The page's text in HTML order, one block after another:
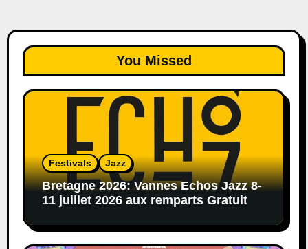
You Missed
Festivals Jazz
Bretagne 2026: Vannes Echos Jazz 8-
11 juillet 2026 aux remparts Gratuit